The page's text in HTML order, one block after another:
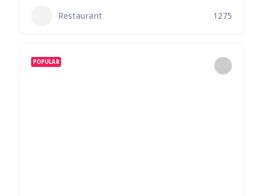
Restaurant 1275
POPULAR